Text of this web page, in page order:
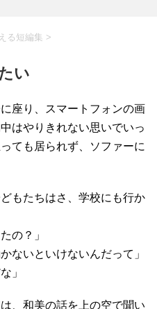
る短編集 >
い
座り、スマートフォンの画
はやりきれない思いでいっ
ても居られず、ソファーに
もたちはさ、学校にも行か
の？」
ないといけないんだって」
」
、和美の話を上の空で聞い